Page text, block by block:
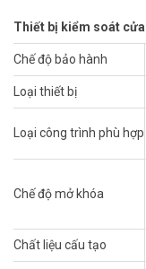
phòng.
Thiết bị kiểm soát
Chế độ bảo hành
Loại thiết bị
Loại công trình phù hợp
Chế độ mở khóa
Chất liệu cấu tạo